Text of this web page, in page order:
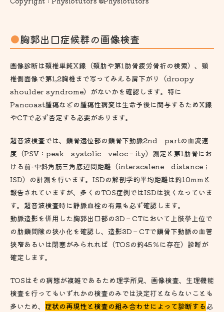
胸郭出口症候群の画像検査
画像診断は頚椎単純X線（頚肋や第1肋骨疲労骨折の検索）、頸
椎側面像で第1,2胸椎まで写ってみえる肩下がり（droopy
shoulder syndrome）がないかを確認します。特に
Pancoast腫瘍などの腫瘍性病変は生命予後に関与するためX線
やCTで必ず否定する必要があります。
超音波検査では、鎖骨遠位部の鎖骨下動脈2nd partの血流速
度（PSV：peak systolic veloc－ity）測定と第1肋骨にお
ける前-中斜角筋三角底辺問距離（interscalene distance；
ISD）の計測を行います。ISDの解剖学的平均距離は約10mmと
報告されていますが、多くのTOS症例ではISDは狭くなっていま
す。超音波検査時に静脈血栓の有無も必ず確認します。
動脈造影を併用した胸郭出口部の3D－CTにおいて上肢挙上位で
の肋鎖間隙の狭小化を確認し、造影3D－CTで鎖骨下動脈の血管
狭窄あるいは閉塞がみられれば（TOSの約45％に存在）診断が
確定します。
TOSはその病態が複雑であるため理学所見、画像検査、生理機能
検査を行ってもいずれかの検査のみでは決定打とならないことも
多いため、 症状の再現性と検査の組み合わせによって診断する必